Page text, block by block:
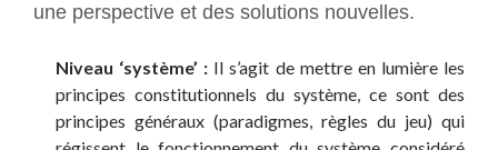
une perspective et des solutions nouvelles.
Niveau ‘système’ : Il s’agit de mettre en lumière les
principes constitutionnels du système, ce sont des
principes généraux (paradigmes, règles du jeu) qui